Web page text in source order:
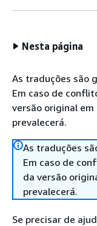
Nesta página
As traduções são
Em caso de
versão original em
prevalecerá.
As traduções
Em caso de
da versão
prevalecerá.
Se precisar de